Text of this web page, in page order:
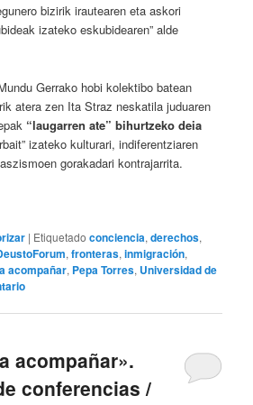
bizirik irautearen eta askori
izateko eskubidearen” alde
Gerrako hobi kolektibo batean
atera zen Ita Straz neskatila juduaren
“laugarren ate” bihurtzeko deia
izateko kulturari, indiferentziaren
gorakadari kontrajarrita.
| Etiquetado conciencia,derechos,
,fronteras,inmigración,
acompañar, Pepa Torres, Universidad de
acompañar».
conferencias /